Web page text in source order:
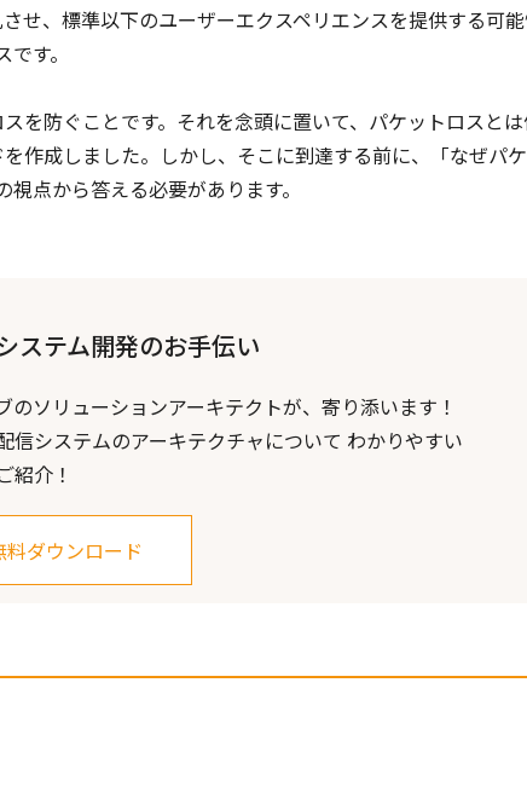
せ、標準以下のユーザーエクスペリエンスを提供する可
す。
を防ぐことです。それを念頭に置いて、パケットロスと
作成しました。しかし、そこに到達する前に、「なぜパ
点から答える必要があります。
ステム開発のお手伝い
のソリューションアーキテクトが、寄り添います！
信システムのアーキテクチャについて わかりやすい
紹介！
料ダウンロード